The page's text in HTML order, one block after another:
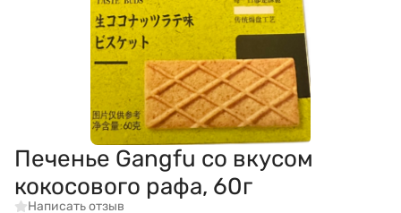
Печенье Gangfu со вкусом
кокосового рафа, 60г
Написать отзыв